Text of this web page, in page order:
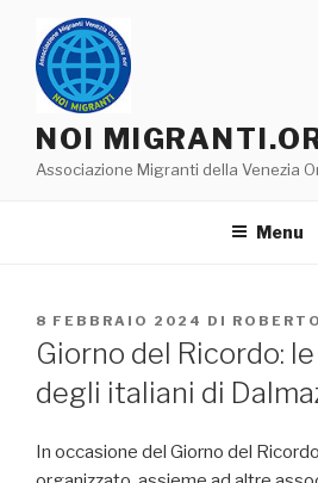
contenuto
NOI
Associazione Migranti della Venezia
Menu
PUBBLICATO
IL
8 FEBBRAIO 2024 DI ROBERTO
Giorno del Ricordo:
degli italiani di
In occasione del Giorno del